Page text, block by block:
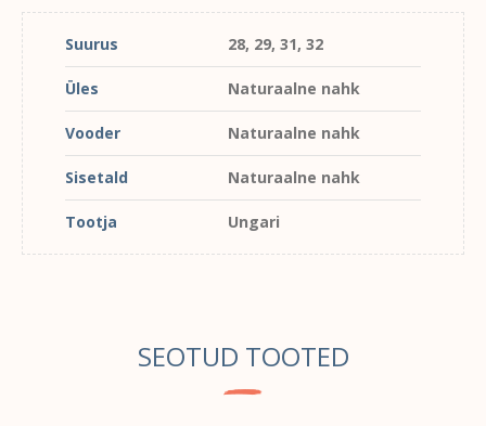
Suurus 28, 29, 31, 32
Üles Naturaalne nahk
Vooder Naturaalne nahk
Sisetald Naturaalne nahk
Tootja Ungari
SEOTUD TOOTED